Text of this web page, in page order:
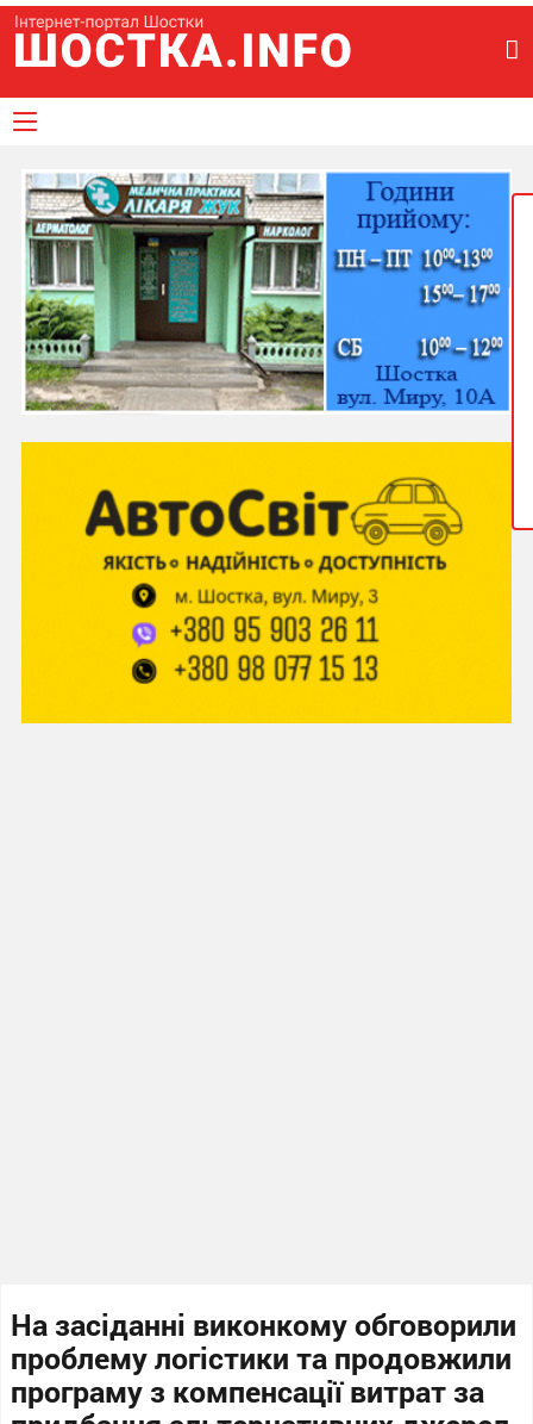
На засіданні виконкому обговорили
проблему логістики та продовжили
програму з компенсації витрат за